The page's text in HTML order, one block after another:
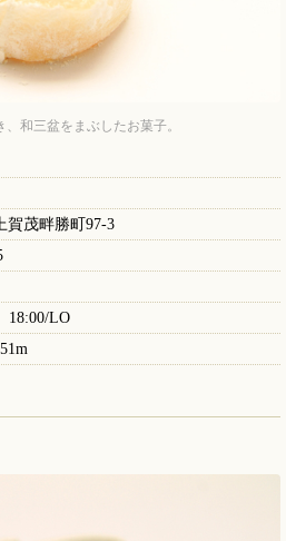
和三盆をまぶしたお菓子。
賀茂畔勝町97-3
18:00/LO